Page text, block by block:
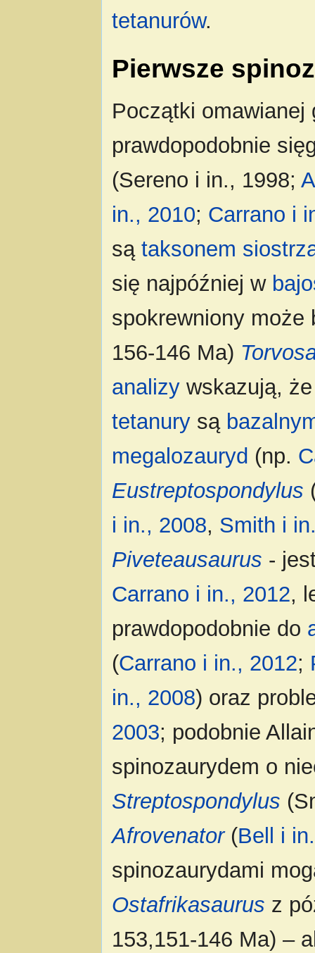
tetanurów.
Pierwsze
Początki
prawdopodobnie
(Sereno i in., 1998;
in., 2010; Carrano i
sątaksonem
się najpóźniej w
spokrewniony może
156-146 Ma)
analizy wskazują,
tetanury są
megalozauryd (np.
Eustreptospondylus
i in., 2008, Smith i
Piveteausaurus -
Carrano i in., 2012,
prawdopodobnie do
(Carrano i in., 2012;
in., 2008) oraz
2003; podobnie
spinozaurydem o
Streptospondylus
Afrovenator(Bell i
spinozaurydami
Ostafrikasaurus z
153,151-146 Ma) –